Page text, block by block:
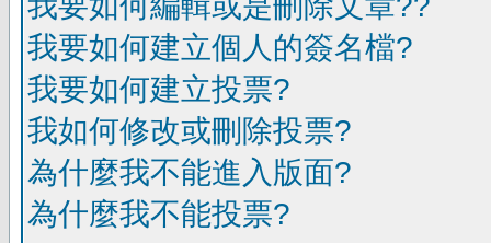
我要如何建立個人的簽名檔?
我要如何建立投票?
我如何修改或刪除投票?
為什麼我不能進入版面?
為什麼我不能投票?